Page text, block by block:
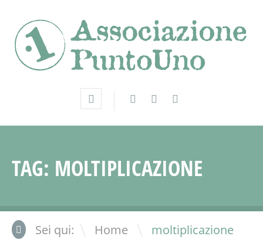
TAG: MOLTIPLICAZIONE
Sei qui: Home \ moltiplicazione